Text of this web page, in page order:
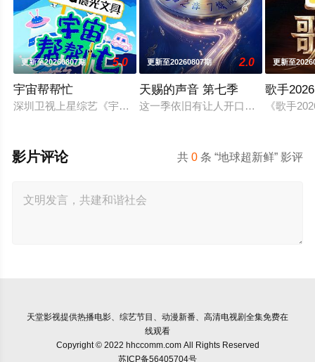
更新至20260807期 5.0
宇宙帮帮忙
深圳卫视上星综艺《宇宙帮帮忙》是一档以文具快闪店为场景的
更新至20260807期 2.0
天赐的声音 第七季
这一季依旧有让人开口就想跟唱的歌
更新至
歌手2026
《歌手
共0 条 “地球超新鲜” 影评
影片评论
天堂影视提供热播电影、综艺节目、动漫新番、高清电视剧全集免费在
线观看
Copyright © 2022 hhccomm.com All Rights Reserved
苏ICP备56405704号